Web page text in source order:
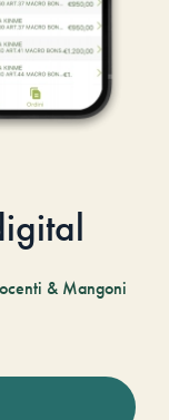
& Mangoni